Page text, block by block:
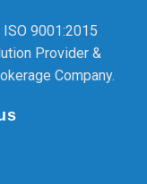
9001:2015
Provider &
Company.